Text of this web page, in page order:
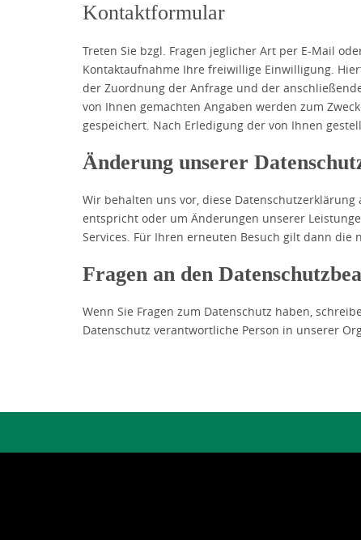
Kontaktformular
Treten Sie bzgl. Fragen jeglicher Art per E-Mail
Kontaktaufnahme Ihre freiwillige Einwilligung.
der Zuordnung der Anfrage und der
von Ihnen gemachten Angaben werden zum
gespeichert. Nach Erledigung der von Ihnen
Änderung unserer
Wir behalten uns vor, diese
entspricht oder um Änderungen unserer
Services. Für Ihren erneuten Besuch gilt dann die
Fragen an den
Wenn Sie Fragen zum Datenschutz haben,
Datenschutz verantwortliche Person in unserer